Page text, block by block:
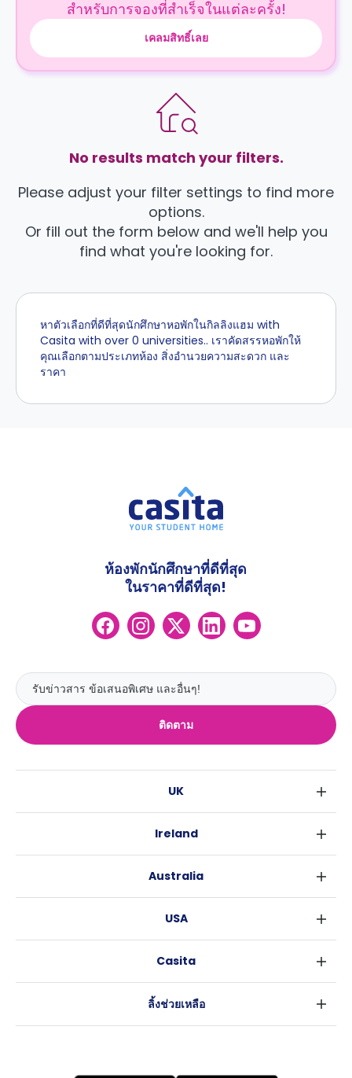
สำหรับการจองที่สำเร็จในแต่ละครั้ง!
เคลมสิทธิ์เลย
No results match your filters.
Please adjust your filter settings to find more
options.
Or fill out the form below and we'll help you
find what you're looking for.
หาตัวเลือกที่ดีที่สุดนักศึกษาหอพักในกิลลิงแฮม with
Casita with over 0 universities.. เราคัดสรรหอพักให้
คุณเลือกตามประเภทห้อง สิ่งอำนวยความสะดวก และ
ราคา
ติดตาม
ห้องพักนักศึกษาที่ดีที่สุด
ในราคาที่ดีที่สุด!
UK
กลาสโกว
เอดินเบอระ
ลีดส์
บริสโทล
คาร์ดิฟ
Ireland
Australia
บริสเบน
อะเดลายด์
USA
แอตแลนตา
Casita
ลิ้งช่วยเหลือ